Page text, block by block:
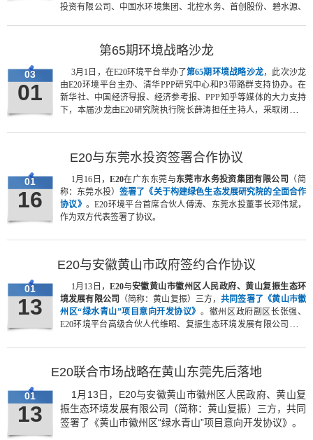
投资有限公司、中国水环境集团、北控水务、首创股份、碧水源、
金融机构与产业实体展开了深入的沟通，并对成立“蓝色产融促进
联盟”的构想达成共识。
第65期环境战略沙龙
03
01
3月1日，在E20环境平台举办了第65期环境战略沙龙，此次沙龙
由E20环境平台主办、清华PPP研究中心和P3带路群支持协办。在
新华社、中国经济导报、经济参考报、PPP知乎等媒体的大力支持
下，本届沙龙由E20研究院执行院长薛涛担任主持人，采取闭门方
家发改委投资研究所体制政策室主任吴亚平、清华大学王守清和于
业界专家、知名企业家约70名代表出席会议。
E20与东莞水投资签署合作协议
01
16
1月16日， E20在广东东莞与东莞市水务投资集团有限公司
（简
称：东莞水投） 签署了《关于构建绿色生态发展研究院的全面合作
协议》 。E20环境平台首席合伙人傅涛、东莞水投董事长邓伟斌，
作为双方代表签署了协议。
E20与安徽黄山市政府签约合作协议
01
13
1月13日， E20与安徽黄山市徽州区人民政府、黄山复振生态环
境发展有限公司
（简称：黄山复振）三方， 共同签署了《黄山市徽
州区“绿水青山”项目意向开发协议》 。徽州区政府副区长张强、
E20环境平台高级合伙人代维昭、复振生态环境发展有限公司董事
E20联合市场战略在黄山东莞先后落地
01
13
1月13日，E20与安徽黄山市徽州区人民政府、黄山复
振生态环境发展有限公司（简称：黄山复振）三方，共同
签署了《黄山市徽州区“绿水青山”项目意向开发协议》。